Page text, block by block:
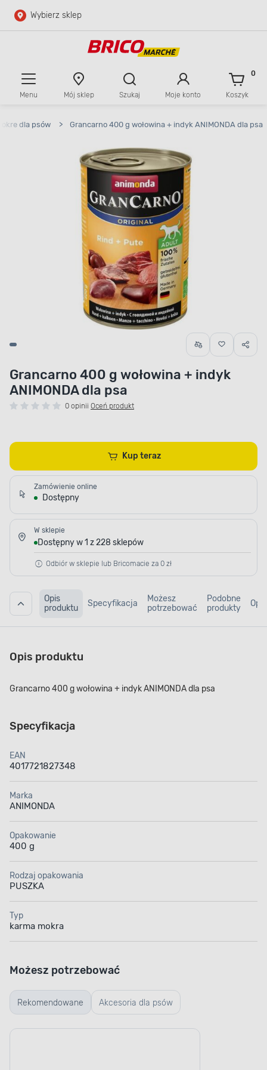
Przejdź do głównej zawartości
Wybierz sklep
Menu Mój sklep Szukaj Moje konto Koszyk
0
dla psów > Grancarno 400 g wołowina + indyk ANIMONDA dla psa
Grancarno 400 g wołowina + indyk
ANIMONDA dla psa
0 opinii Oceń produkt
Kup teraz
Zamówienie online
Dostępny
W sklepie
Dostępny w 1 z 228 sklepów
Odbiór w sklepie lub Bricomacie za 0 zł
Opis
produktu
Specyfikacja
Możesz
potrzebować
Podobne
produkty
Opis produktu
Grancarno 400 g wołowina + indyk ANIMONDA dla psa
Specyfikacja
EAN
4017721827348
Marka
ANIMONDA
Opakowanie
400 g
Rodzaj opakowania
PUSZKA
Typ
karma mokra
Rekomendowane Akcesoria dla psów
Możesz potrzebować